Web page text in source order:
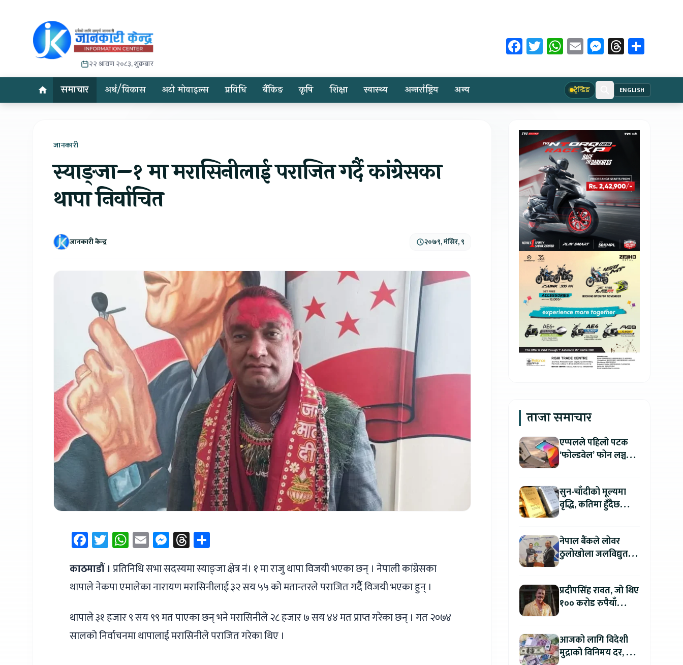
२२ श्रावण २०८३, शुक्रबार
Facebook
Twitter
WhatsApp
EmailMessenger
Threads
समाचार अर्थ/विकास अटो मोवाइल्स प्रविधि बैंकिङ कृषि शिक्षा स्वास्थ्य अन्तर्राष्ट्रिय अन्य ट्रेन्डिङ ENGLISH
जानकारी
स्याङ्जा–१ मा मरासिनीलाई पराजित गर्दै कांग्रेसका
थापा निर्वाचित
जानकारी केन्द्र २०७९, मंसिर, ९
Facebook
Twitter
WhatsApp
EmailMessenger
Threads
काठमाडौं । प्रतिनिधि सभा सदस्यमा स्याङ्जा क्षेत्र नं। १ मा राजु थापा विजयी भएका छन् । नेपाली कांग्रेसका
थापाले नेकपा एमालेका नारायण मरासिनीलाई ३२ सय ५५ को मतान्तरले पराजित गर्दैै विजयी भएका हुन् ।
थापाले ३१ हजार ९ सय ९९ मत पाएका छन् भने मरासिनीले २८ हजार ७ सय ४४ मत प्राप्त गरेका छन् । गत २०७४
सालको निर्वाचनमा थापालाई मरासिनीले पराजित गरेका थिए ।
ताजा समाचार
एप्पलले पहिलो पटक
‘फोल्डवेल’ फोन लञ्च
सुन-चाँदीको मूल्यमा
वृद्धि, कतिमा हुँदैछ
नेपाल बैंकले लोवर
ठुलोखोला जलविद्युत
प्रदीपसिंह रावत, जो थिए
१०० करोड रुपैयाँ
आजको लागि विदेशी
मुद्राको विनिमय दर, कुन